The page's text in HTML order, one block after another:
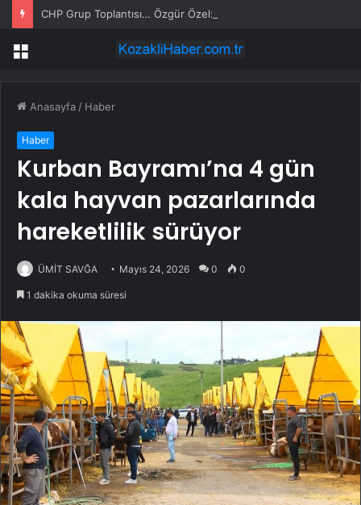
Menü
Anasayfa / Haber
Haber
Kurban Bayramı’na 4 gün
kala hayvan pazarlarında
hareketlilik sürüyor
ÜMİT SAVĞA Mayıs 24, 2026 0 0
1 dakika okuma süresi